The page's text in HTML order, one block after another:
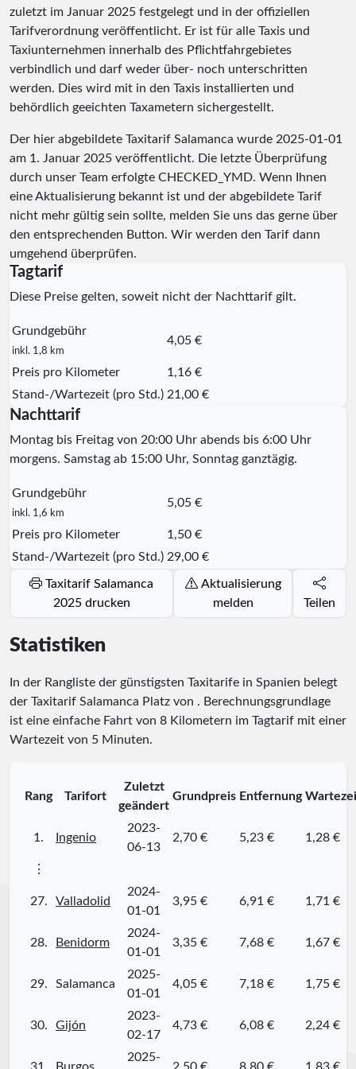
zuletzt im Januar 2025 festgelegt und in der offiziellen
Tarifverordnung veröffentlicht. Er ist für alle Taxis und
Taxiunternehmen innerhalb des Pflichtfahrgebietes
verbindlich und darf weder über- noch unterschritten
werden. Dies wird mit in den Taxis installierten und
behördlich geeichten Taxametern sichergestellt.
Der hier abgebildete Taxitarif Salamanca wurde 2025-01-01
am 1. Januar 2025 veröffentlicht. Die letzte Überprüfung
durch unser Team erfolgte CHECKED_YMD. Wenn Ihnen
eine Aktualisierung bekannt ist und der abgebildete Tarif
nicht mehr gültig sein sollte, melden Sie uns das gerne über
den entsprechenden Button. Wir werden den Tarif dann
umgehend überprüfen.
Tagtarif
Diese Preise gelten, soweit nicht der Nachttarif gilt.
Grundgebühr
inkl. 1,8 km
4,05 €
Preis pro Kilometer
1,16 €
Stand-/Wartezeit (pro Std.) 21,00 €
Nachttarif
Montag bis Freitag von 20:00 Uhr abends bis 6:00 Uhr
morgens. Samstag ab 15:00 Uhr, Sonntag ganztägig.
Grundgebühr
inkl. 1,6 km
5,05 €
Preis pro Kilometer
1,50 €
Stand-/Wartezeit (pro Std.) 29,00 €
Taxitarif Salamanca
2025 drucken
Aktualisierung
melden
Teilen
Statistiken
In der Rangliste der günstigsten Taxitarife in Spanien belegt
der Taxitarif Salamanca Platz von . Berechnungsgrundlage
ist eine einfache Fahrt von 8 Kilometern im Tagtarif mit einer
Wartezeit von 5 Minuten.
Rang Tarifort
Zuletzt
geändert
Grundpreis Entfernung
1. Ingenio
2023-
06-13
2,70 € 5,23 € 1,28 €
⋮
27. Valladolid
2024-
01-01
3,95 € 6,91 € 1,71 €
28. Benidorm
2024-
01-01
3,35 € 7,68 € 1,67 €
29. Salamanca
2025-
01-01
4,05 € 7,18 € 1,75 €
30. Gijón
2023-
02-17
4,73 € 6,08 € 2,24 €
31. Burgos
2025-
2,50 € 8,80 € 1,83 €